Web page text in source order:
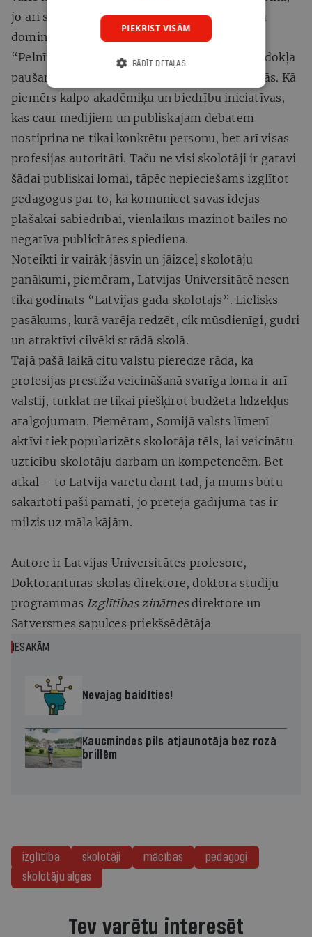
jo arī sabiedrība ir kļuvusi egalitārāka, un tajā
dominē nopelnītās autoritātes princips.
“Pelnīt” autoritāti nozīmētu profesionāla viedokļa
paušanu un aktīvu dalību sabiedrības diskusijās. Kā
piemērs kalpo akadēmiķu un biedrību iniciatīvas,
kas caur medijiem un publiskajām debatēm
nostiprina ne tikai konkrētu personu, bet arī visas
profesijas autoritāti. Taču ne visi skolotāji ir gatavi
šādai publiskai lomai, tāpēc nepieciešams izglītot
pedagogus par to, kā komunicēt savas idejas
plašākai sabiedrībai, vienlaikus mazinot bailes no
negatīva publicitātes spiediena.
Noteikti ir vairāk jāsvin un jāizceļ skolotāju
panākumi, piemēram, Latvijas Universitātē nesen
tika godināts “Latvijas gada skolotājs”. Lielisks
pasākums, kurā varēja redzēt, cik mūsdienīgi, gudri
un atraktīvi cilvēki strādā skolā.
Tajā pašā laikā citu valstu pieredze rāda, ka
profesijas prestiža veicināšanā svarīga loma ir arī
valstij, turklāt ne tikai piešķirot budžeta līdzekļus
atalgojumam. Piemēram, Somijā valsts līmenī
aktīvi tiek popularizēts skolotāja tēls, lai veicinātu
uzticību skolotāju darbam un kompetencēm. Bet
atkal – to Latvijā varētu darīt tad, ja mums būtu
sakārtoti paši pamati, jo pretējā gadījumā tas ir
milzis uz māla kājām.
Autore ir Latvijas Universitātes profesore,
Doktorantūras skolas direktore, doktora studiju
programmas Izglītības zinātnesdirektore un
Satversmes sapulces priekšsēdētāja
IESAKĀM
Nevajag baidīties!
Kaucmindes pils atjaunotāja bez rozā
brillēm
izglītība skolotāji mācības
pedagogi
skolotāju algas
Tev varētu interesēt
PIEKRIST VISĀM
RĀDĪT DETAĻAS